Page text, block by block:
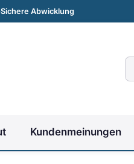
Sichere Abwicklung
Kundenmeinungen